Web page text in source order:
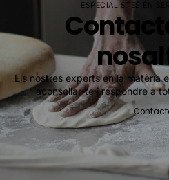
ESPECIALISTES EN
Els nostres experts en la matèria
aconsellar-te i respondre a